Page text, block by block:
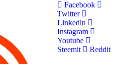
Facebook
Twitter
Linkedin
Instagram
Youtube
Steemit
Reddit